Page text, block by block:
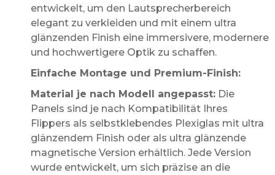
entwickelt, um den Lautsprecherbereich
elegant zu verkleiden und mit einem ultra
glänzenden Finish eine immersivere, modernere
und hochwertigere Optik zu schaffen.
Einfache Montage und Premium-Finish:
Material je nach Modell angepasst: Die
Panels sind je nach Kompatibilität Ihres
Flippers als selbstklebendes Plexiglas mit ultra
glänzendem Finish oder als ultra glänzende
magnetische Version erhältlich. Jede Version
wurde entwickelt, um sich präzise an die